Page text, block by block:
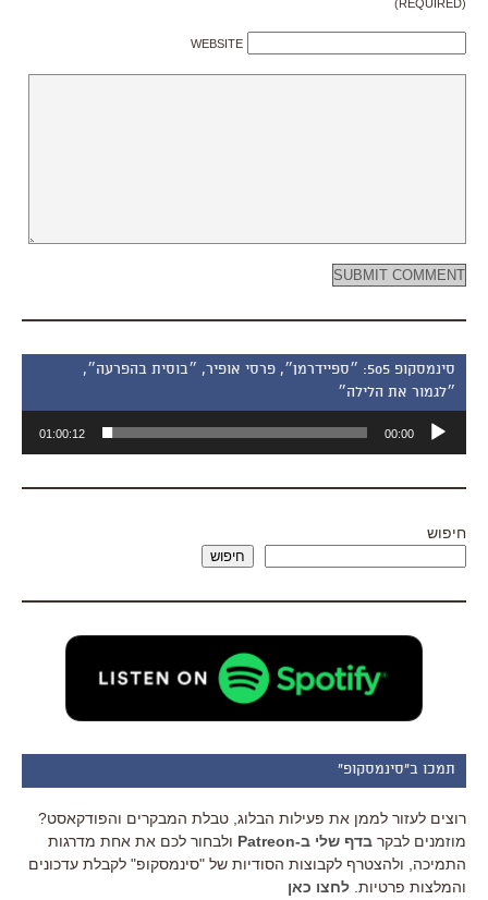
(REQUIRED)
WEBSITE
סינמסקופ 505: ״ספיידרמן״, פרסי אופיר, ״בוסית בהפרעה״,
״לגמור את הלילה״
אודיו
00:00
01:00:12
חיפוש
חיפוש
תמכו ב"סינמסקופ"
רוצים לעזור לממן את פעילות הבלוג, טבלת המבקרים והפודקאסט?
מוזמנים לבקר בדף שלי ב-Patreon
ולבחור לכם את אחת מדרגות
התמיכה, ולהצטרף לקבוצות הסודיות של "סינמסקופ" לקבלת עדכונים
והמלצות פרטיות. לחצו כאן